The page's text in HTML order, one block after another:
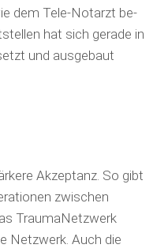
dem Tele-Notarzt be­
hat sich gerade in
und ausgebaut
Akzeptanz. So gibt
zwischen
TraumaNetzwerk
Netz­werk. Auch die